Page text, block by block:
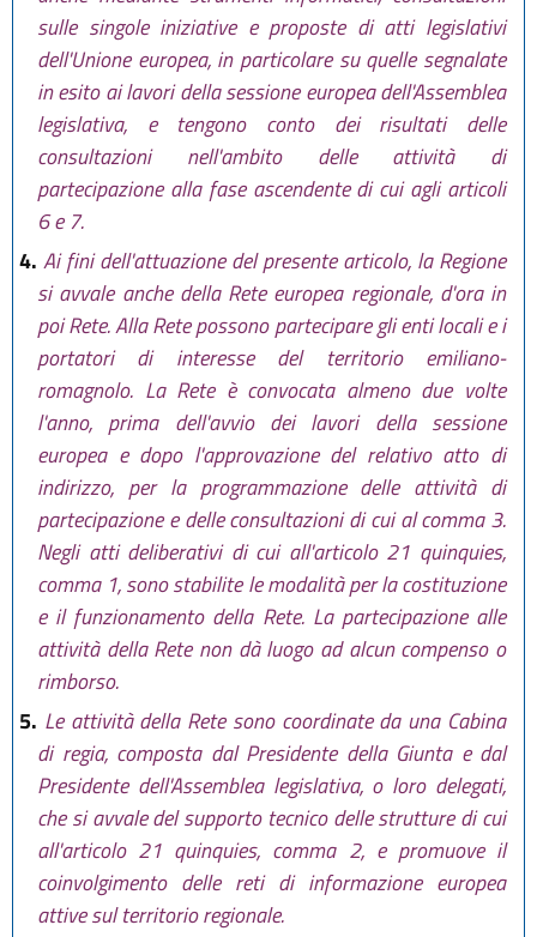
sulle singole iniziative e proposte di atti legislativi
dell'Unione europea, in particolare su quelle segnalate
in esito ai lavori della sessione europea dell'Assemblea
legislativa, e tengono conto dei risultati delle
consultazioni nell'ambito delle attività di
partecipazione alla fase ascendente di cui agli articoli
6 e 7.
4. Ai fini dell'attuazione del presente articolo, la Regione
si avvale anche della Rete europea regionale, d'ora in
poi Rete. Alla Rete possono partecipare gli enti locali e i
portatori di interesse del territorio emiliano-
romagnolo. La Rete è convocata almeno due volte
l'anno, prima dell'avvio dei lavori della sessione
europea e dopo l'approvazione del relativo atto di
indirizzo, per la programmazione delle attività di
partecipazione e delle consultazioni di cui al comma 3.
Negli atti deliberativi di cui all'articolo 21 quinquies,
comma 1, sono stabilite le modalità per la costituzione
e il funzionamento della Rete. La partecipazione alle
attività della Rete non dà luogo ad alcun compenso o
rimborso.
5. Le attività della Rete sono coordinate da una Cabina
di regia, composta dal Presidente della Giunta e dal
Presidente dell'Assemblea legislativa, o loro delegati,
che si avvale del supporto tecnico delle strutture di cui
all'articolo 21 quinquies, comma 2, e promuove il
coinvolgimento delle reti di informazione europea
attive sul territorio regionale.